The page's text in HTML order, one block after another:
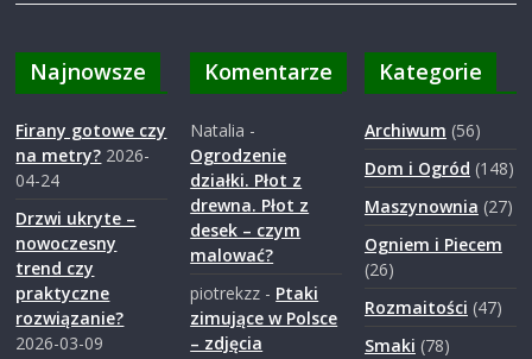
Najnowsze
Firany gotowe czy
na metry? 2026-
04-24
Drzwi ukryte –
nowoczesny
trend czy
praktyczne
rozwiązanie?
2026-03-09
Komentarze
Natalia -
Ogrodzenie
działki. Płot z
drewna. Płot z
desek – czym
malować?
piotrekzz - Ptaki
zimujące w Polsce
– zdjęcia
Kategorie
Archiwum (56)
Dom i Ogród (148)
Maszynownia (27)
Ogniem i Piecem
(26)
Rozmaitości (47)
Smaki (78)